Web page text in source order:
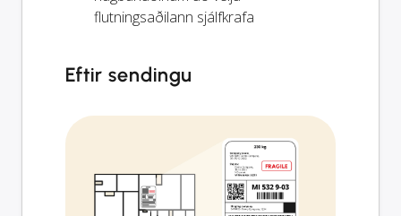
flutningsaðilann sjálfkrafa
Eftir sendingu